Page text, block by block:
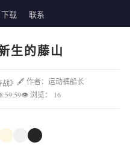
下载 联系
生的藤山
》 🖋 作者：运动裤船长
👁 浏览： 16